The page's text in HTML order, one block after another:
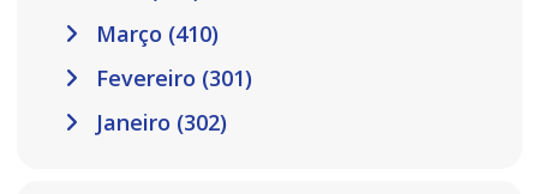
Março (410)
Fevereiro (301)
Janeiro (302)